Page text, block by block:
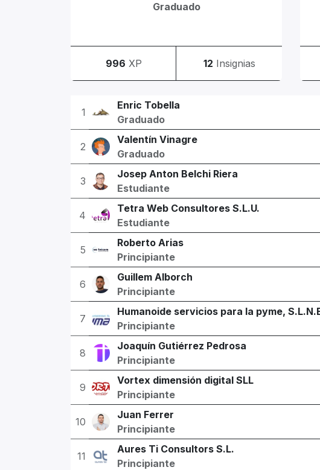
Graduado
996 XP 12 Insignias
1
Enric Tobella
Graduado
2
Valentín Vinagre
Graduado
3
Josep Anton Belchi Riera
Estudiante
4
Tetra Web Consultores S.L.U.
Estudiante
5
Roberto Arias
Principiante
6
Guillem Alborch
Principiante
7
Humanoide servicios para la pyme,
Principiante
8
Joaquín Gutiérrez Pedrosa
Principiante
9
Vortex dimensión digital SLL
Principiante
10
Juan Ferrer
Principiante
11
Aures Ti Consultors S.L.
Principiante